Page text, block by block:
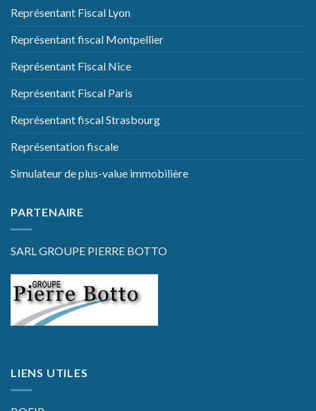
Représentant Fiscal Lyon
Représentant fiscal Montpellier
Représentant Fiscal Nice
Représentant Fiscal Paris
Représentant fiscal Strasbourg
Représentation fiscale
Simulateur de plus-value immobilière
PARTENAIRE
SARL GROUPE PIERRE BOTTO
LIENS UTILES